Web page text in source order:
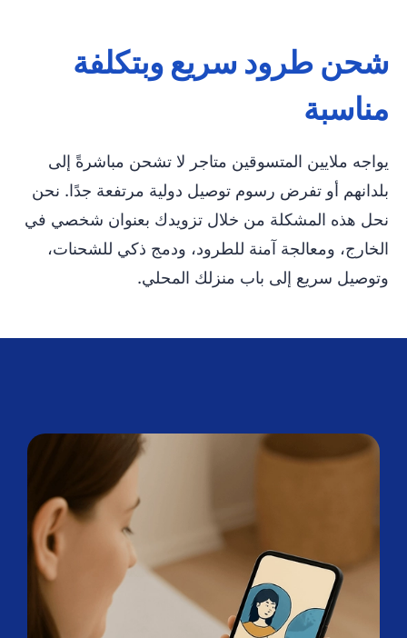
شحن طرود سريع وبتكلفة
مناسبة
يواجه ملايين المتسوقين متاجر لا تشحن مباشرةً إلى
بلدانهم أو تفرض رسوم توصيل دولية مرتفعة جدًا. نحن
نحل هذه المشكلة من خلال تزويدك بعنوان شخصي في
الخارج، ومعالجة آمنة للطرود، ودمج ذكي للشحنات،
وتوصيل سريع إلى باب منزلك المحلي.